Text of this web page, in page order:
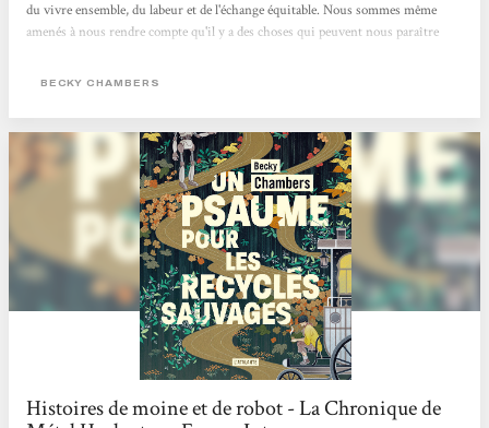
du vivre ensemble, du labeur et de l'échange équitable. Nous sommes même
amenés à nous rendre compte qu'il y a des choses qui peuvent nous paraître
comprendre l'empathie nécessaire à la compréhension des gens qui nous
BECKY CHAMBERS
Histoires de moine et de robot - La Chronique de